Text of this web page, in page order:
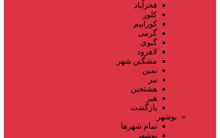
فخرآباد
کلور
کوراییم
گرمی
گیوی
لاهرود
مشگین شهر
نمین
نیر
هشتجین
هیر
بازگشت
بوشهر
تمام شهر‌ها
بوشهر